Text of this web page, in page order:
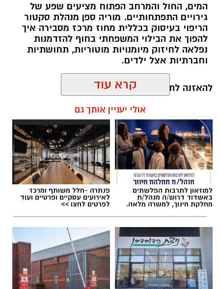
המים, החול והמרחב הפתוח מציעים שפע של
גירויים התפתחותיים. מוריה ספן מנהלת סקטור
הריפוי בעיסוק בכללית מחוז מרכז מסבירה איך
להפוך את הבילוי המשפחתי בחוף להזדמנות
נפלאה לחיזוק מיומנויות מוטוריות, תחושתיות
וחברתיות אצל ילדים.
להאזנה לתוכן:
אלדה נתנאל / 10:26 26.07.26
תגים:ריפוי בעיסוק על קו המים
קרא עוד
אולי יעניין אותך גם
למוזאון לתרבות הפלשתים
באשדוד דרוש/ה מנהל/ת
מחלקת חינוך, למשרה מלאה.
פנתרה -חלל משותף ומרכז
לאירועים עסקיים ופרטיים ועוד
לפרטים לחצו >>